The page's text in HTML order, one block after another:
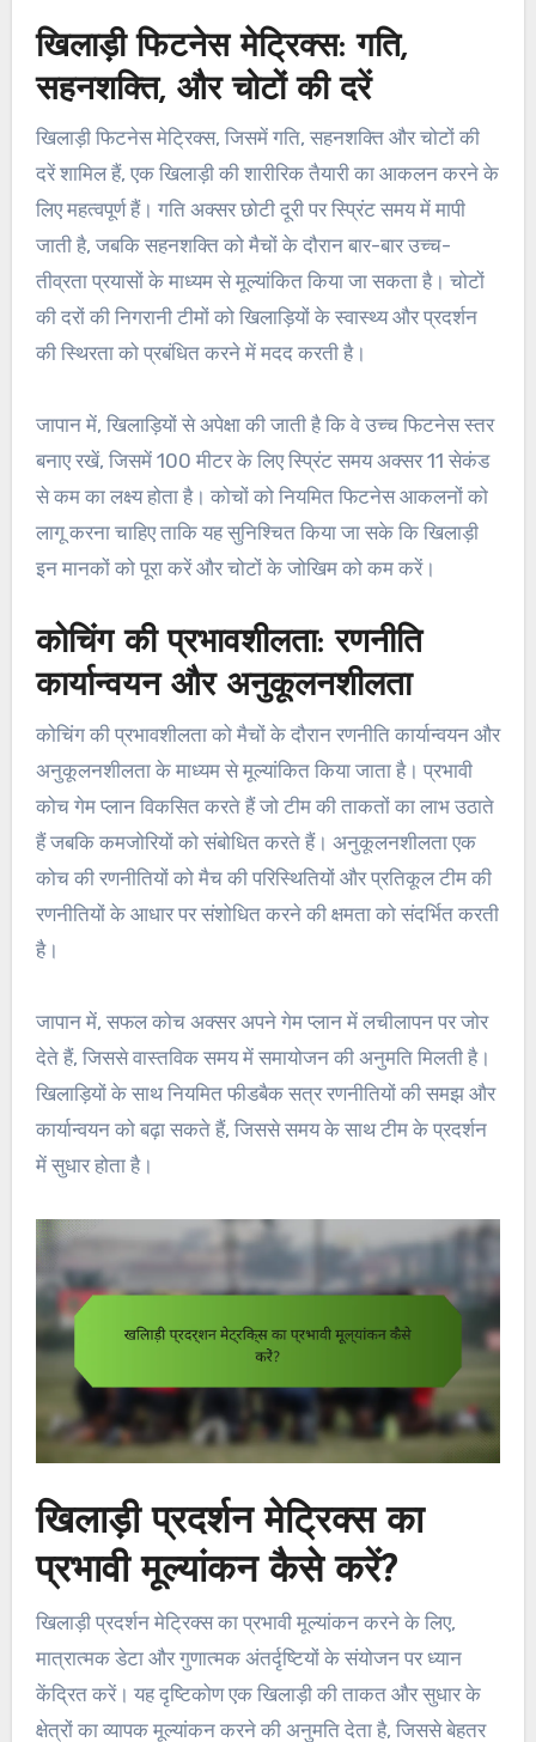
खिलाड़ी फिटनेस मेट्रिक्स: गति,
सहनशक्ति, और चोटों की दरें
खिलाड़ी फिटनेस मेट्रिक्स, जिसमें गति, सहनशक्ति और चोटों की
दरें शामिल हैं, एक खिलाड़ी की शारीरिक तैयारी का आकलन करने के
लिए महत्वपूर्ण हैं। गति अक्सर छोटी दूरी पर स्प्रिंट समय में मापी
जाती है, जबकि सहनशक्ति को मैचों के दौरान बार-बार उच्च-
तीव्रता प्रयासों के माध्यम से मूल्यांकित किया जा सकता है। चोटों
की दरों की निगरानी टीमों को खिलाड़ियों के स्वास्थ्य और प्रदर्शन
की स्थिरता को प्रबंधित करने में मदद करती है।
जापान में, खिलाड़ियों से अपेक्षा की जाती है कि वे उच्च फिटनेस स्तर
बनाए रखें, जिसमें 100 मीटर के लिए स्प्रिंट समय अक्सर 11 सेकंड
से कम का लक्ष्य होता है। कोचों को नियमित फिटनेस आकलनों को
लागू करना चाहिए ताकि यह सुनिश्चित किया जा सके कि खिलाड़ी
इन मानकों को पूरा करें और चोटों के जोखिम को कम करें।
कोचिंग की प्रभावशीलता: रणनीति
कार्यान्वयन और अनुकूलनशीलता
कोचिंग की प्रभावशीलता को मैचों के दौरान रणनीति कार्यान्वयन और
अनुकूलनशीलता के माध्यम से मूल्यांकित किया जाता है। प्रभावी
कोच गेम प्लान विकसित करते हैं जो टीम की ताकतों का लाभ उठाते
हैं जबकि कमजोरियों को संबोधित करते हैं। अनुकूलनशीलता एक
कोच की रणनीतियों को मैच की परिस्थितियों और प्रतिकूल टीम की
रणनीतियों के आधार पर संशोधित करने की क्षमता को संदर्भित करती
है।
जापान में, सफल कोच अक्सर अपने गेम प्लान में लचीलापन पर जोर
देते हैं, जिससे वास्तविक समय में समायोजन की अनुमति मिलती है।
खिलाड़ियों के साथ नियमित फीडबैक सत्र रणनीतियों की समझ और
कार्यान्वयन को बढ़ा सकते हैं, जिससे समय के साथ टीम के प्रदर्शन
में सुधार होता है।
खिलाड़ी प्रदर्शन मेट्रिक्स का
प्रभावी मूल्यांकन कैसे करें?
खिलाड़ी प्रदर्शन मेट्रिक्स का प्रभावी मूल्यांकन करने के लिए,
मात्रात्मक डेटा और गुणात्मक अंतर्दृष्टियों के संयोजन पर ध्यान
केंद्रित करें। यह दृष्टिकोण एक खिलाड़ी की ताकत और सुधार के
क्षेत्रों का व्यापक मूल्यांकन करने की अनुमति देता है, जिससे बेहतर